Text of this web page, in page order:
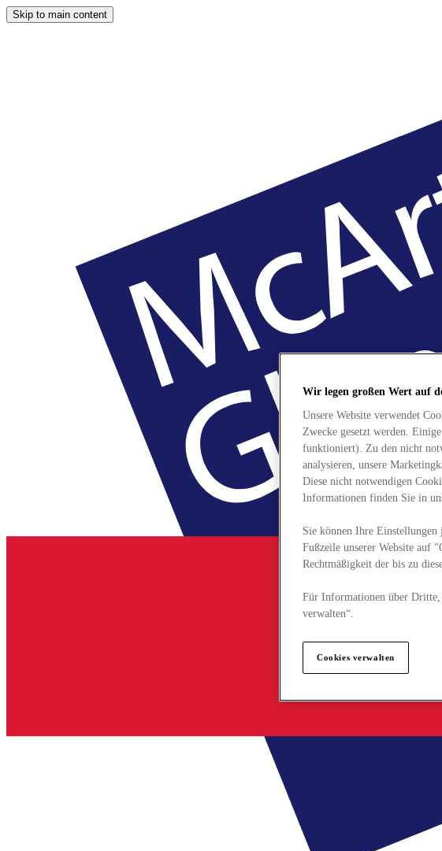
Skip to main content
Wir legen großen Wert auf
Unsere Website verwendet
Zwecke gesetzt werden.
funktioniert). Zu den nicht
analysieren, unsere
Diese nicht notwendigen
Informationen finden Sie in
Sie können Ihre
Fußzeile unserer Website auf
Rechtmäßigkeit der bis zu
Für Informationen über
verwalten“.
Cookies verwalten